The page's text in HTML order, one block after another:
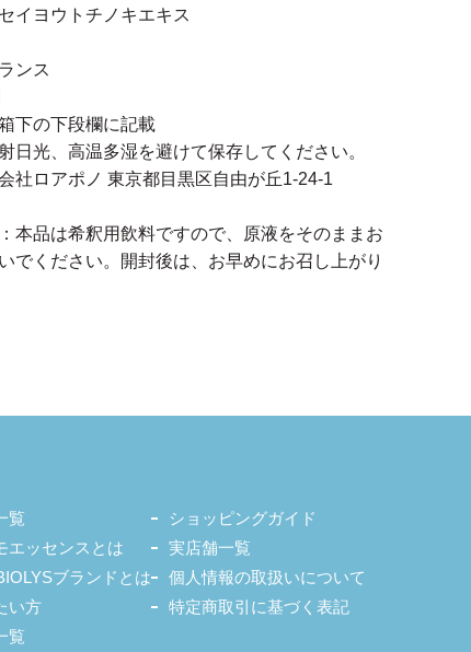
イヨウトチノキエキス
ンス
下の下段欄に記載
日光、高温多湿を避けて保存してください。
社ロアポノ 東京都目黒区自由が丘1-24-1
本品は希釈用飲料ですので、原液をそのままお
でください。開封後は、お早めにお召し上がり
覧
エッセンスとは
ブランドとは
い方
覧
ショッピングガイド
実店舗一覧
個人情報の取扱いについて
特定商取引に基づく表記